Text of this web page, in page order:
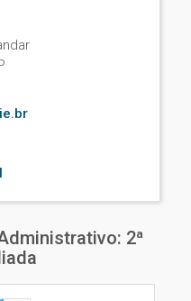
2ª